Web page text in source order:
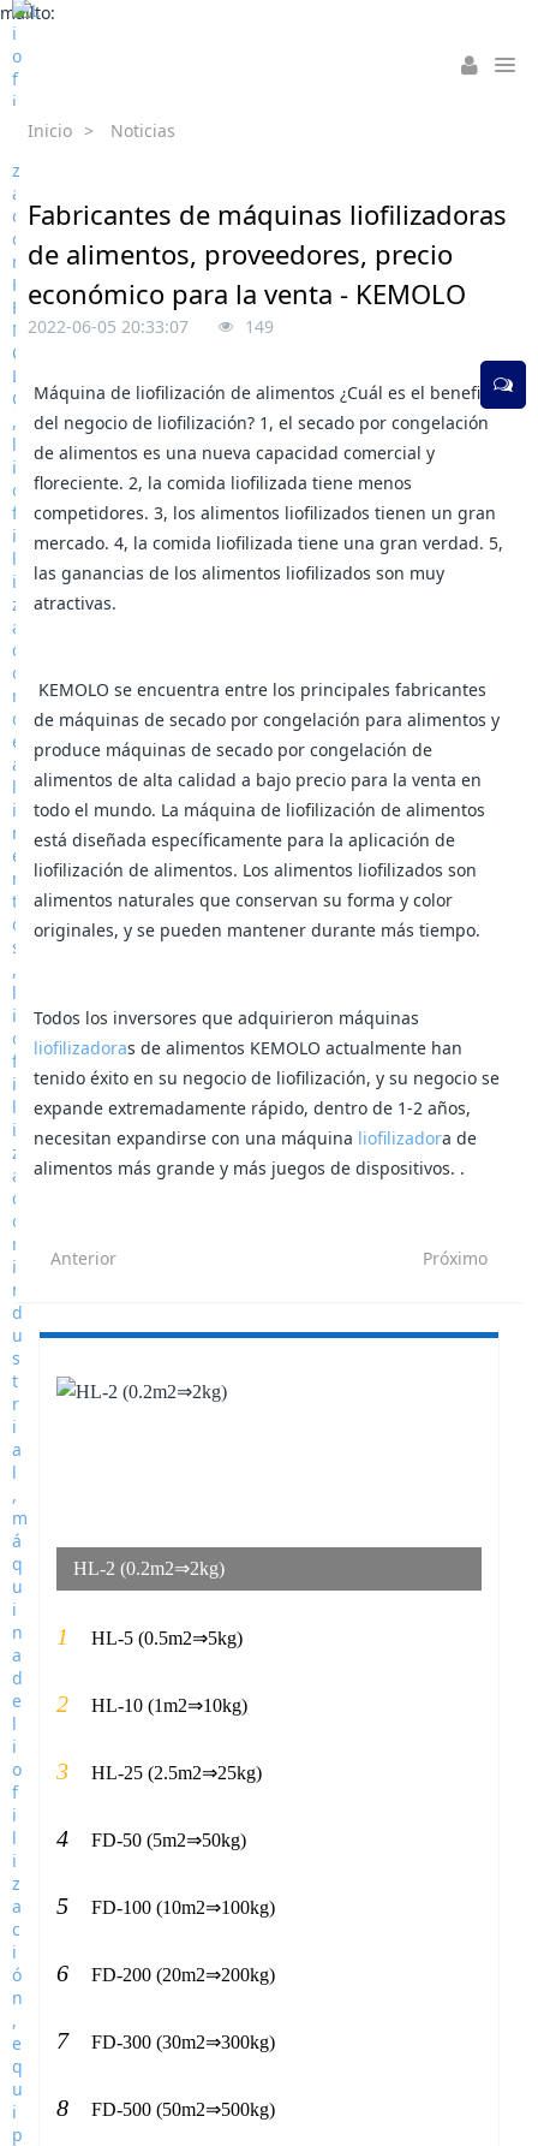
mailto:
Inicio > Noticias
Fabricantes de máquinas liofilizadoras
de alimentos, proveedores, precio
económico para la venta - KEMOLO
2022-06-05 20:33:07 149
Máquina de liofilización de alimentos ¿Cuál es el beneficio
del negocio de liofilización? 1, el secado por congelación
de alimentos es una nueva capacidad comercial y
floreciente. 2, la comida liofilizada tiene menos
competidores. 3, los alimentos liofilizados tienen un gran
mercado. 4, la comida liofilizada tiene una gran verdad. 5,
las ganancias de los alimentos liofilizados son muy
atractivas.
KEMOLO se encuentra entre los principales fabricantes
de máquinas de secado por congelación para alimentos y
produce máquinas de secado por congelación de
alimentos de alta calidad a bajo precio para la venta en
todo el mundo. La máquina de liofilización de alimentos
está diseñada específicamente para la aplicación de
liofilización de alimentos. Los alimentos liofilizados son
alimentos naturales que conservan su forma y color
originales, y se pueden mantener durante más tiempo.
Todos los inversores que adquirieron máquinas
liofilizadoras de alimentos KEMOLO actualmente han
tenido éxito en su negocio de liofilización, y su negocio se
expande extremadamente rápido, dentro de 1-2 años,
necesitan expandirse con una máquina liofilizadora de
alimentos más grande y más juegos de dispositivos. .
Anterior Próximo
HL-2 (0.2m2⇒2kg)
1 HL-5 (0.5m2⇒5kg)
2 HL-10 (1m2⇒10kg)
3 HL-25 (2.5m2⇒25kg)
4 FD-50 (5m2⇒50kg)
5 FD-100 (10m2⇒100kg)
6 FD-200 (20m2⇒200kg)
7 FD-300 (30m2⇒300kg)
8 FD-500 (50m2⇒500kg)